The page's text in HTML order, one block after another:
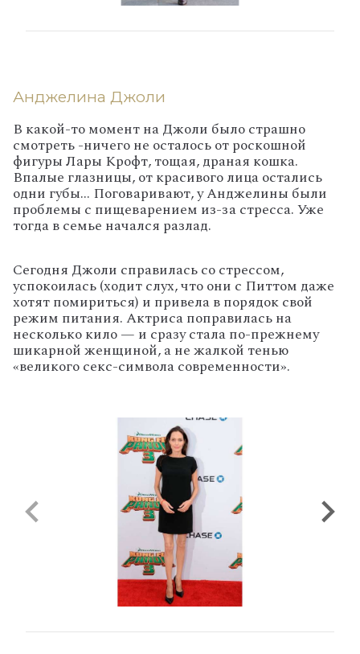
Анджелина Джоли
В какой-то момент на Джоли было страшно
смотреть -ничего не осталось от роскошной
фигуры Лары Крофт, тощая, драная кошка.
Впалые глазницы, от красивого лица остались
одни губы… Поговаривают, у Анджелины были
проблемы с пищеварением из-за стресса. Уже
тогда в семье начался разлад.
Сегодня Джоли справилась со стрессом,
успокоилась (ходит слух, что они с Питтом даже
хотят помириться) и привела в порядок свой
режим питания. Актриса поправилась на
несколько кило — и сразу стала по-прежнему
шикарной женщиной, а не жалкой тенью
«великого секс-символа современности».